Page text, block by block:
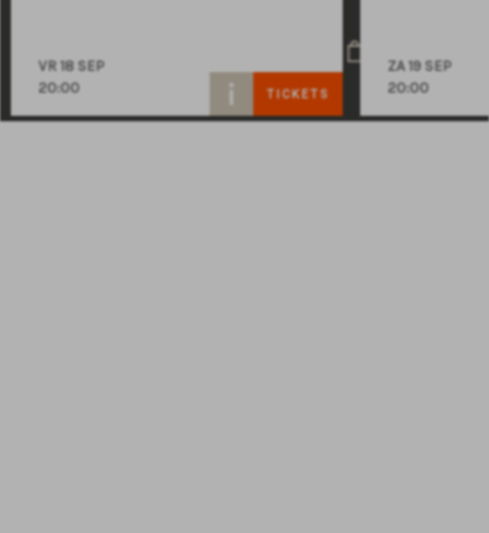
VR 18 SEP
20:00
TICKETS
ZA 19 SEP
20:00